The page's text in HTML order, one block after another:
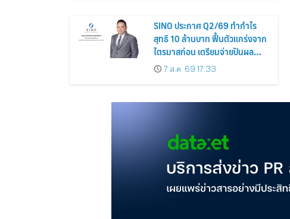
SINO ประกาศ Q2/69 ทำกำไร
สุทธิ 10 ล้านบาท ฟื้นตัวแกร่งจาก
ไตรมาสก่อน เตรียมจ่ายปันผล
ระหว่างกาล 0.014423 บาทต่อหุ้น
ครึ่งปีหลังมุ่งเติบโตต่อเนื่อง
7 ส.ค. 69 17:33